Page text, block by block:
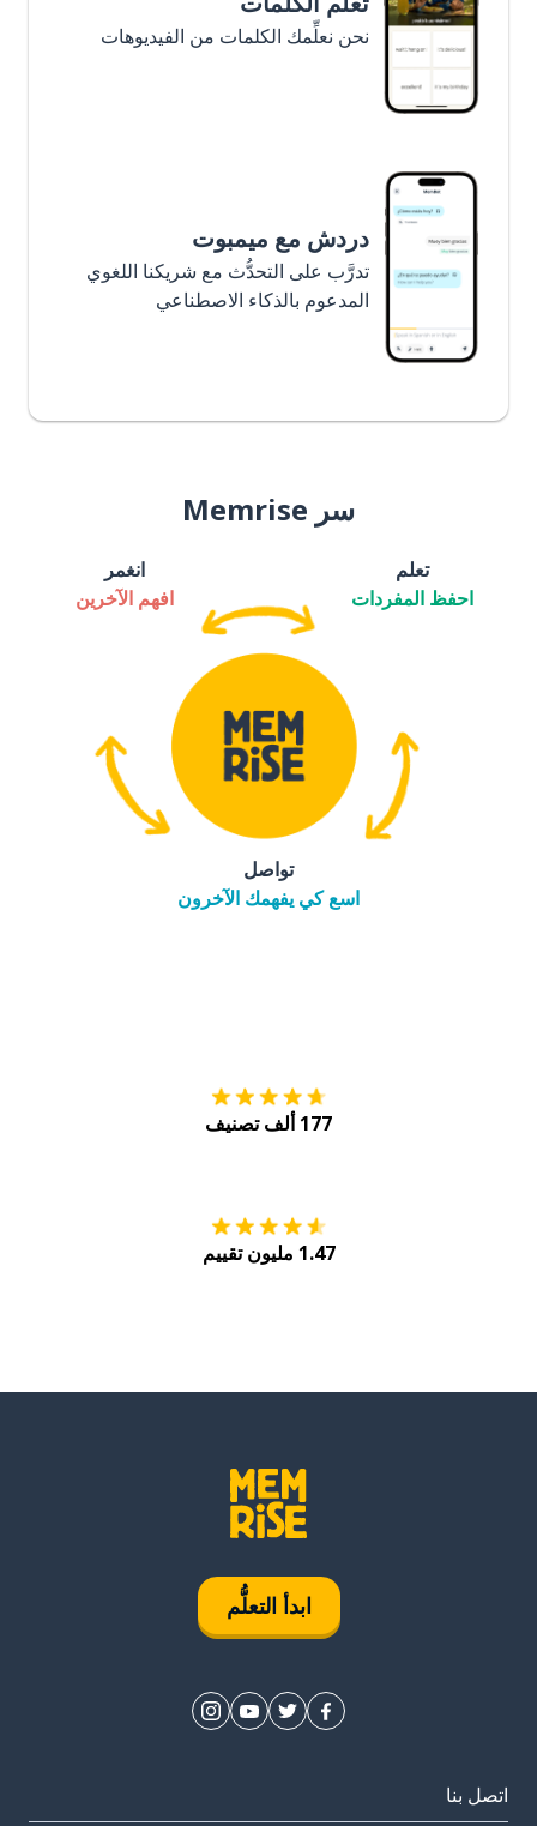
نحن نعلِّمك الكلمات من الفيديوهات
دردش مع ميمبوت
تدرَّب على التحدُّث مع شريكنا اللغوي
المدعوم بالذكاء الاصطناعي
سر Memrise
تعلم
احفظ المفردات
انغمر
افهم الآخرين
تواصل
اسع كي يفهمك الآخرون
177 ألف تصنيف
1.47 مليون تقييم
ابدأ التعلُّم
اتصل بنا